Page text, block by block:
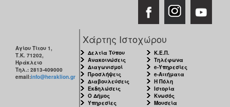
Αγίου Τίτου 1,
Τ.Κ. 71202,
Ηράκλειο
Τηλ.: 2813-409000
email:info@heraklion.gr
Χάρτης Ιστοχώρου
Δελτία Τύπου
Ανακοινώσεις
Διαγωνισμοί
Προσλήψεις
Διαβουλεύσεις
Εκδηλώσεις
Ο Δήμος
Υπηρεσίες
Κ.Ε.Π.
Τηλέφωνα
e-Υπηρεσίες
e-Αιτήματα
Η Πόλη
Ιστορία
Κνωσός
Μουσεία